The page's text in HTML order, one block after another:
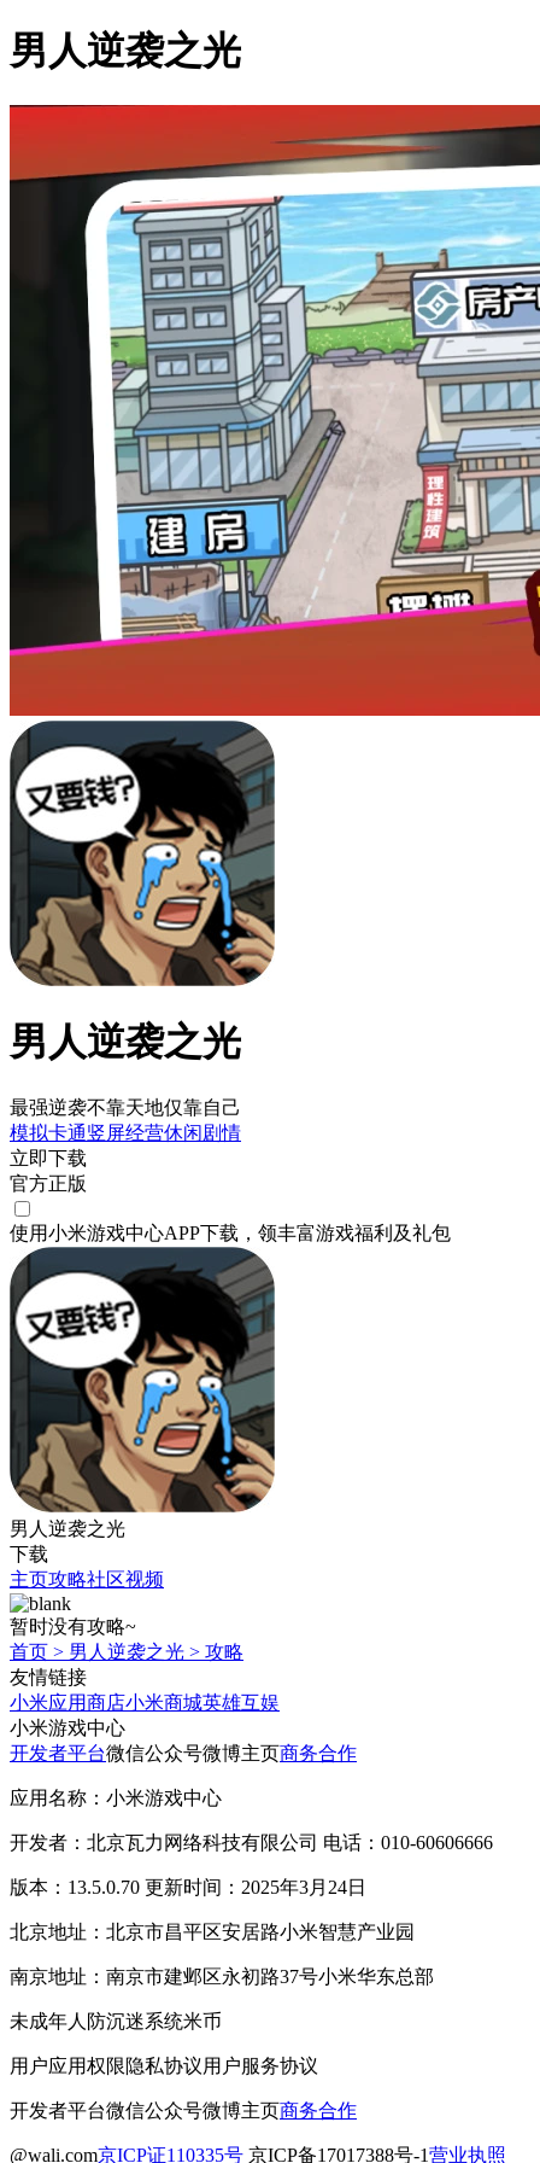
男人逆袭之光
男人逆袭之光
最强逆袭不靠天地仅靠自己
模拟卡通竖屏经营休闲剧情
立即下载
官方正版
使用小米游戏中心APP下载 ，领丰富游戏福利 及礼包
男人逆袭之光
下载
主页攻略社区视频
暂时没有攻略~
首页 > 男人逆袭之光 > 攻略
友情链接
小米应用商店小米商城英雄互娱
小米游戏中心
开发者平台微信公众号微博主页商务合作
应用名称：小米游戏中心
开发者：北京瓦力网络科技有限公司 电话：010-60606666
版本：13.5.0.70 更新时间：2025年3月24日
北京地址：北京市昌平区安居路小米智慧产业园
南京地址：南京市建邺区永初路37号小米华东总部
未成年人防沉迷系统米币
用户应用权限隐私协议用户服务协议
开发者平台微信公众号微博主页商务合作
@wali.com京ICP证110335号 京ICP备17017388号-1营业执照